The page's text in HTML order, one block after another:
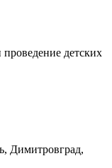
детских
Димитровград,